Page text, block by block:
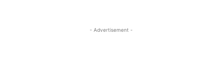
- Advertisement -